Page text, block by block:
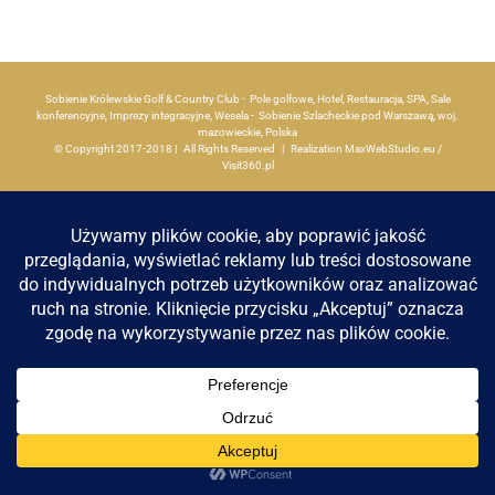
Aktualności
Sobienie Królewskie Golf & Country Club - Pole golfowe, Hotel, Restauracja, SPA, Sale
konferencyjne, Imprezy integracyjne, Wesela - Sobienie Szlacheckie pod Warszawą, woj.
mazowieckie, Polska
© Copyright 2017-2018 | All Rights Reserved | Realization MaxWebStudio.eu /
Visit360.pl